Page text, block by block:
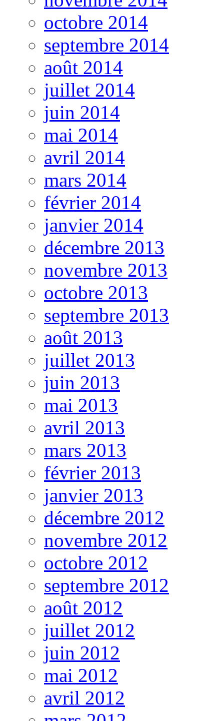
octobre 2014
septembre 2014
août 2014
juillet 2014
juin 2014
mai 2014
avril 2014
mars 2014
février 2014
janvier 2014
décembre 2013
novembre 2013
octobre 2013
septembre 2013
août 2013
juillet 2013
juin 2013
mai 2013
avril 2013
mars 2013
février 2013
janvier 2013
décembre 2012
novembre 2012
octobre 2012
septembre 2012
août 2012
juillet 2012
juin 2012
mai 2012
avril 2012